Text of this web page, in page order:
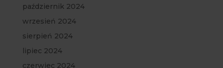
październik 2024
wrzesień 2024
sierpień 2024
lipiec 2024
czerwiec 2024